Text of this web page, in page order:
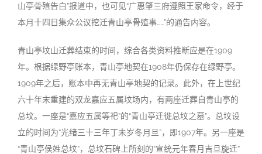
山亭骨殖告白”报道中，也可见“广惠肇三府遵照王家命令，经于
本月十四日集众公议挖迁青山亭骨殖事……”的通告内容。
青山亭坟山迁葬结束的时间，综合各类资料推断应是在1909
年。根据绿野亭账本，青山亭地契在1908年仍保存在绿野亭。
1909年之后，账本中再无青山亭地契的记录。此外，在上世纪
六十年末重建的双龙嘉应五属坟场内，有两座迁葬自青山亭的
总坟。一座是“嘉应五属等祀”的“青山亭迁徙总坟之墓”。总坟设
立的时间为“光绪三十三年丁未岁冬月旦”，即1907年。另一座是
“青山亭侯姓总坟”，总坟石碑上所刻的“宣统元年春月吉旦旋迁”